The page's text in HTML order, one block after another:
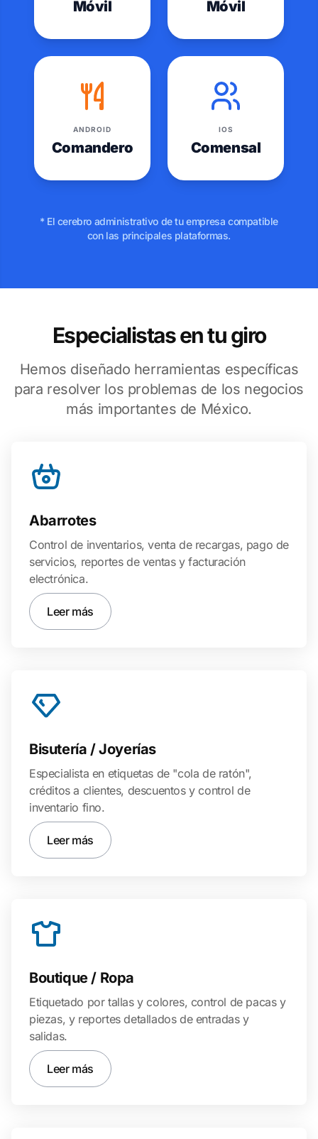
Móvil Móvil
ANDROID
Comandero
IOS
Comensal
* El cerebro administrativo de tu empresa compatible
con las principales plataformas.
Especialistas en tu giro
Hemos diseñado herramientas específicas
para resolver los problemas de los negocios
más importantes de México.
Abarrotes
Control de inventarios, venta de recargas, pago de
servicios, reportes de ventas y facturación
electrónica.
Leer más
Bisutería / Joyerías
Especialista en etiquetas de "cola de ratón",
créditos a clientes, descuentos y control de
inventario fino.
Leer más
Boutique / Ropa
Etiquetado por tallas y colores, control de pacas y
piezas, y reportes detallados de entradas y
salidas.
Leer más